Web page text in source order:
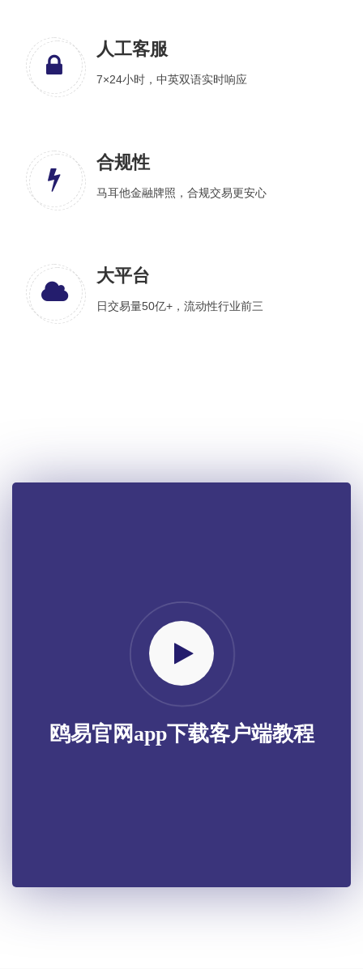
人工客服
7×24小时，中英双语实时响应
合规性
马耳他金融牌照，合规交易更安心
大平台
日交易量50亿+，流动性行业前三
鸥易官网app下载客户端教程